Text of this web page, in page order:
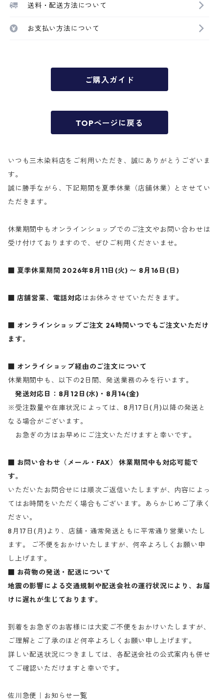
送料・配送方法について
お支払い方法について
ご購入ガイド
TOPページに戻る
いつも三木染料店をご利用いただき、誠にありがとうございま
す。
誠に勝手ながら、下記期間を夏季休業（店舗休業）とさせてい
ただきます。
休業期間中もオンラインショップでのご注文やお問い合わせは
受け付けておりますので、ぜひご利用くださいませ。
■ 夏季休業期間 2026年8月11日(火) 〜 8月16日(日)
■ 店舗営業、電話対応はお休みさせていただきます。
■ オンラインショップご注文 24時間いつでもご注文いただけ
ます。
■ オンライショップ経由のご注文について
休業期間中も、以下の2日間、発送業務のみを行います。
発送対応日：8月12日(水)・8月14(金)
※受注数量や在庫状況によっては、8月17日(月)以降の発送と
なる場合がございます。
お急ぎの方はお早めにご注文いただけますと幸いです。
■ お問い合わせ（メール・FAX）
休業期間中も対応可能で
す。
いただいたお問合せには順次ご返信いたしますが、内容によっ
てはお時間をいただく場合もございます。あらかじめご了承く
ださい。
8月17日(月)より、店舗・通常発送ともに平常通り営業いたし
ます。 ご不便をおかけいたしますが、何卒よろしくお願い申
し上げます。
■ お荷物の発送・配送について
地震の影響による交通規制や配送会社の運行状況により、お届
けに遅れが生じております。
到着をお急ぎのお客様には大変ご不便をおかけいたしますが、
ご理解とご了承のほど何卒よろしくお願い申し上げます。
詳しい配送状況につきましては、各配送会社の公式案内も併せ
てご確認いただけますと幸いです。
佐川急便｜お知らせ一覧